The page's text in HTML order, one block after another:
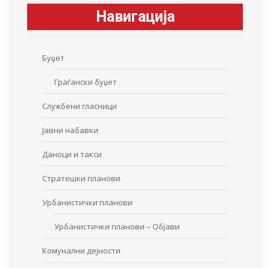
Навигација
Буџет
Граѓански буџет
Службени гласници
Јавни набавки
Даноци и такси
Стратешки планови
Урбанистички планови
Урбанистички планови – Објави
Комунални дејности